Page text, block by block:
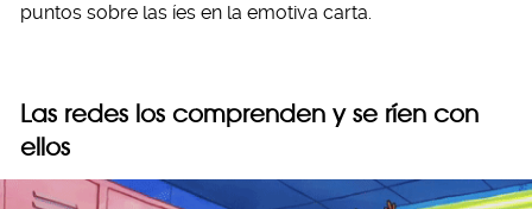
puntos sobre las íes en la emotiva carta.
Las redes los comprenden y se ríen con
ellos